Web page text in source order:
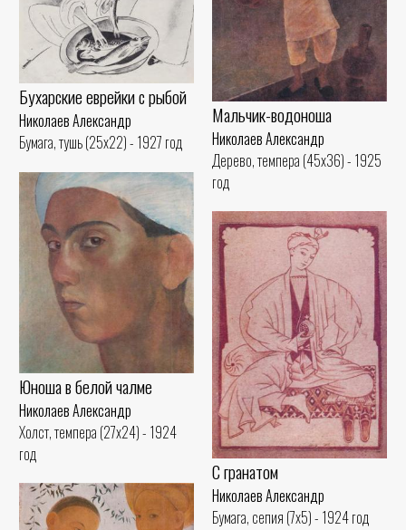
Бухарские еврейки с рыбой
Николаев Александр
Бумага, тушь (25x22) - 1927 год
Мальчик-водоноша
Николаев Александр
Дерево, темпера (45x36) - 1925
год
Юноша в белой чалме
Николаев Александр
Холст, темпера (27x24) - 1924
год
С гранатом
Николаев Александр
Бумага, сепия (7x5) - 1924 год